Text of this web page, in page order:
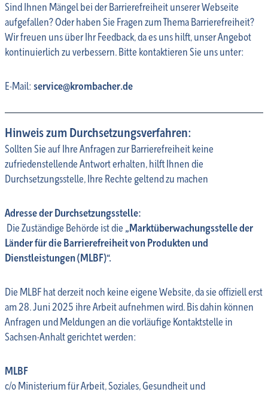
Sind Ihnen Mängel bei der Barrierefreiheit unserer Webseite
aufgefallen? Oder haben Sie Fragen zum Thema Barrierefreiheit?
Wir freuen uns über Ihr Feedback, da es uns hilft, unser Angebot
kontinuierlich zu verbessern. Bitte kontaktieren Sie uns unter:
E-Mail: service@krombacher.de
Hinweis zum Durchsetzungsverfahren:
Sollten Sie auf Ihre Anfragen zur Barrierefreiheit keine
zufriedenstellende Antwort erhalten, hilft Ihnen die
Durchsetzungsstelle, Ihre Rechte geltend zu machen
Adresse der Durchsetzungsstelle:
Die Zuständige Behörde ist die „Marktüberwachungsstelle der
Länder für die Barrierefreiheit von Produkten und
Dienstleistungen (MLBF)“.
Die MLBF hat derzeit noch keine eigene Website, da sie offiziell erst
am 28. Juni 2025 ihre Arbeit aufnehmen wird. Bis dahin können
Anfragen und Meldungen an die vorläufige Kontaktstelle in
Sachsen-Anhalt gerichtet werden:
MLBF
c/o Ministerium für Arbeit, Soziales, Gesundheit und